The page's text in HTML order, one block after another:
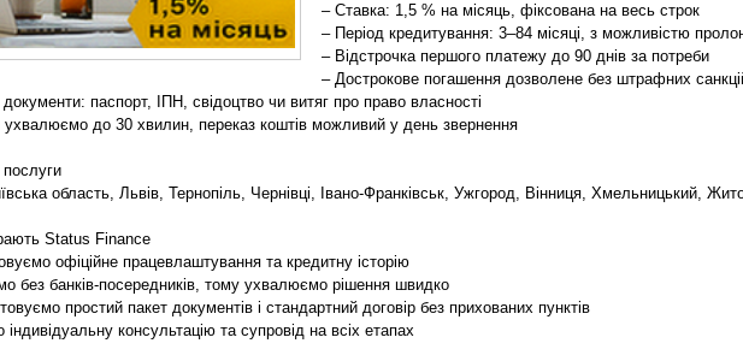
– Ставка: 1,5 % на місяць, фіксована на весь строк
– Період кредитування: 3–84 місяці, з можливістю
– Відстрочка першого платежу до 90 днів за потреби
– Дострокове погашення дозволене без штрафних
документи: паспорт, ІПН, свідоцтво чи витяг про право власності
ухвалюємо до 30 хвилин, переказ коштів можливий у день звернення
послуги
область, Львів, Тернопіль, Чернівці, Івано-Франківськ, Ужгород, Вінниця, Хмельницький,
Status Finance
офіційне працевлаштування та кредитну історію
без банків-посередників, тому ухвалюємо рішення швидко
простий пакет документів і стандартний договір без прихованих пунктів
консультацію та супровід на всіх етапах